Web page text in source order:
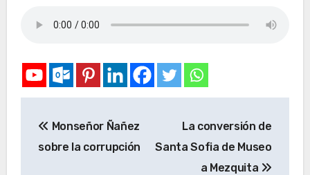
Monseñor Ñañez
sobre la corrupción
La conversión de
Santa Sofia de Museo
a Mezquita